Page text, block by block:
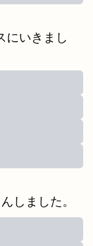
にいきまし
しました。